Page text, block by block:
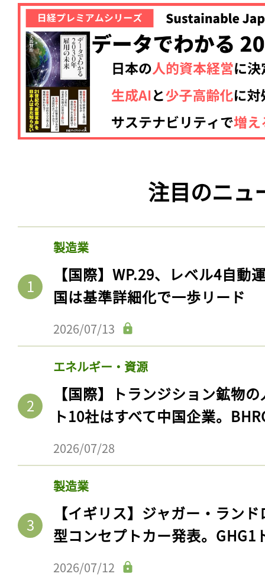
注目のニュ
製造業
【国際】WP.29、レベル4自動
国は基準詳細化で一歩リード
2026/07/13
エネルギー・資源
【国際】トランジション鉱物
ト10社はすべて中国企業。
2026/07/28
製造業
【イギリス】ジャガー・ラン
型コンセプトカー発表。GHG1
2026/07/12